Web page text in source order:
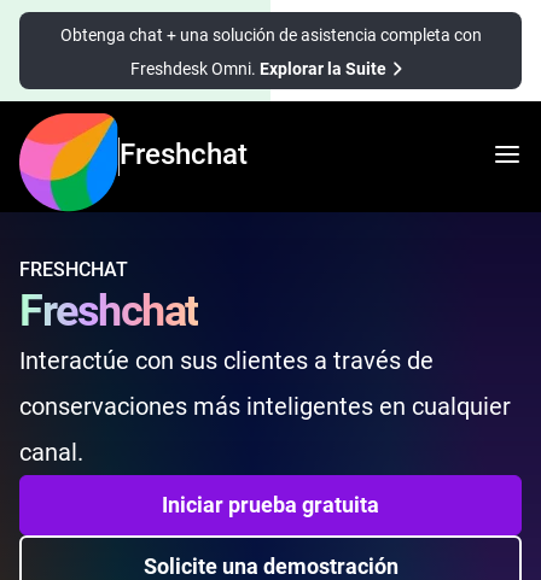
Obtenga chat + una solución de asistencia completa con
Freshdesk Omni. Explorar la Suite
Freshchat
FRESHCHAT
Freshchat
Interactúe con sus clientes a través de
conservaciones más inteligentes en cualquier
canal.
Iniciar prueba gratuita
Solicite una demostración